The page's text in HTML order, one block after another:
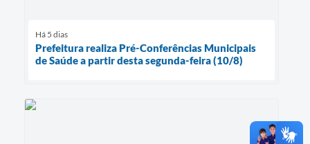
Há 5 dias
Prefeitura realiza Pré-Conferências Municipais
de Saúde a partir desta segunda-feira (10/8)